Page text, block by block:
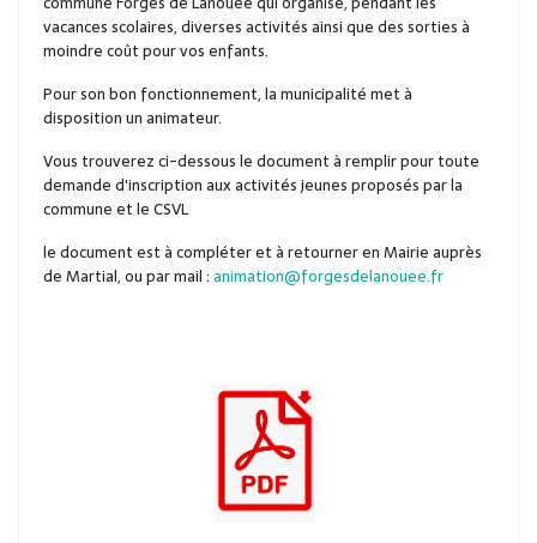
vacances scolaires, diverses activités ainsi que des sorties à
moindre coût pour vos enfants.
Pour son bon fonctionnement, la municipalité met à
disposition un animateur.
Vous trouverez ci-dessous le document à remplir pour toute
demande d'inscription aux activités jeunes proposés par la
commune et le CSVL
le document est à compléter et à retourner en Mairie auprès
de Martial, ou par mail :animation@forgesdelanouee.fr